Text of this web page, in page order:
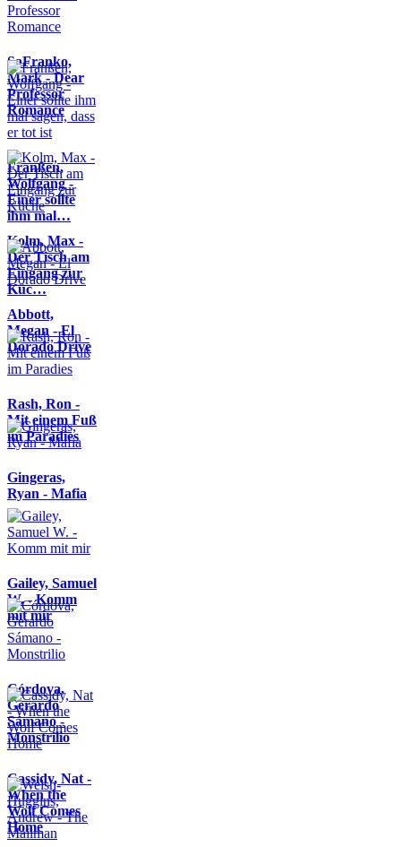
SaFranko,
Mark - Dear
Professor
Romance
Franßen,
Wolfgang -
Einer sollte
ihm mal…
Kolm, Max -
Der Tisch am
Eingang zur
Küc…
Abbott,
Megan - El
Dorado Drive
Rash, Ron -
Mit einem Fuß
im Paradies
Gingeras,
Ryan - Mafia
Gailey, Samuel
W. - Komm
mit mir
Córdova,
Gerardo
Sámano -
Monstrilio
Cassidy, Nat -
When the
Wolf Comes
Home